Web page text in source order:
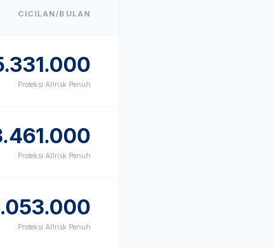
CICILAN/BULAN
Proteksi Allrisk Penuh
Proteksi Allrisk Penuh
Proteksi Allrisk Penuh